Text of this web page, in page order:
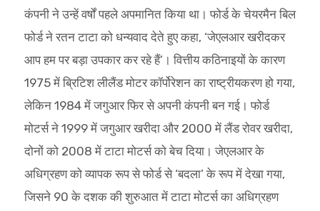
कंपनी ने उन्हें वर्षों पहले अपमानित किया था। फोर्ड के चेयरमैन बिल
फोर्ड ने रतन टाटा को धन्यवाद देते हुए कहा, ‘जेएलआर खरीदकर
आप हम पर बड़ा उपकार कर रहे हैं’। वित्तीय कठिनाइयों के कारण
1975 में ब्रिटिश लीलैंड मोटर कॉर्पोरेशन का राष्ट्रीयकरण हो गया,
लेकिन 1984 में जगुआर फिर से अपनी कंपनी बन गई। फोर्ड
मोटर्स ने 1999 में जगुआर खरीदा और 2000 में लैंड रोवर खरीदा,
दोनों को 2008 में टाटा मोटर्स को बेच दिया। जेएलआर के
अधिग्रहण को व्यापक रूप से फोर्ड से ‘बदला’ के रूप में देखा गया,
जिसने 90 के दशक की शुरुआत में टाटा मोटर्स का अधिग्रहण